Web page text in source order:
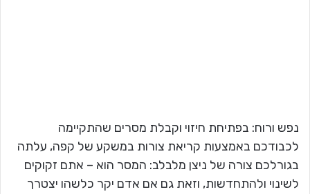
נפש ורוח: בפתיחת חיזוי וקבלת מסרים שהתקיימה
לכבודכם באמצעות קריאת צורות במשקע של קפה, עלתה
בגורלכם צורה של ניצן מלבלב: המסר הוא – אתם זקוקים
לשינוי ולהתחדשות, וזאת גם אם אדם יקר כלשהו יצטרך